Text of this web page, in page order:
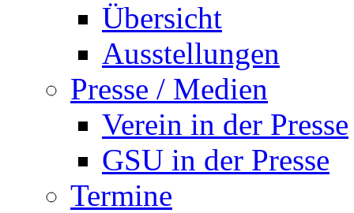
Übersicht
Ausstellungen
Presse / Medien
Verein in der Presse
GSU in der Presse
Termine